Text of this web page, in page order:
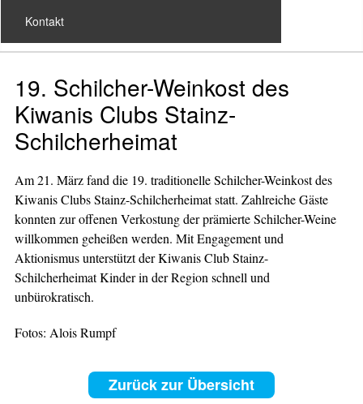
Kontakt
19. Schilcher-Weinkost des
Kiwanis Clubs Stainz-
Schilcherheimat
Am 21. März fand die 19. traditionelle Schilcher-Weinkost des
Kiwanis Clubs Stainz-Schilcherheimat statt. Zahlreiche Gäste
konnten zur offenen Verkostung der prämierte Schilcher-Weine
willkommen geheißen werden. Mit Engagement und
Aktionismus unterstützt der Kiwanis Club Stainz-
Schilcherheimat Kinder in der Region schnell und
unbürokratisch.
Fotos: Alois Rumpf
Zurück zur Übersicht